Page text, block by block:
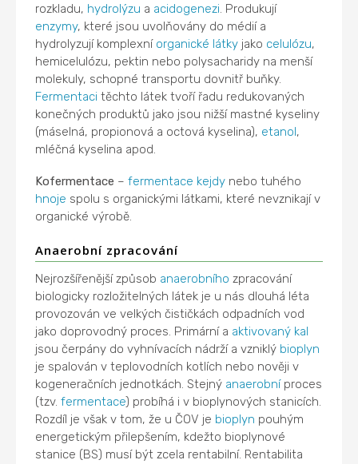
rozkladu, hydrolýzu a acidogenezi . Produkují
enzymy, které jsou uvolňovány do médií a
hydrolyzují komplexní organické látky jako celulózu,
hemicelulózu, pektin nebo polysacharidy na menší
molekuly, schopné transportu dovnitř buňky.
Fermentaci těchto látek tvoří řadu redukovaných
konečných produktů jako jsou nižší mastné kyseliny
(máselná, propionová a octová kyselina), etanol,
mléčná kyselina apod.
Kofermentace –fermentace kejdy nebo tuhého
hnoje spolu s organickými látkami, které nevznikají v
organické výrobě.
Anaerobní zpracování
Nejrozšířenější způsob anaerobního zpracování
biologicky rozložitelných látek je u nás dlouhá léta
provozován ve velkých čističkách odpadních vod
jako doprovodný proces. Primární a aktivovaný kal
jsou čerpány do vyhnívacích nádrží a vzniklý bioplyn
je spalován v teplovodních kotlích nebo nověji v
kogeneračních jednotkách. Stejný anaerobníproces
(tzv.fermentace) probíhá i v bioplynových stanicích.
Rozdíl je však v tom, že u ČOV je bioplyn pouhým
energetickým přilepšením, kdežto bioplynové
stanice (BS) musí být zcela rentabilní. Rentabilita